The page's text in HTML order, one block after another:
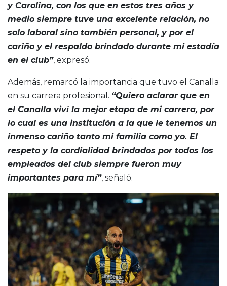
y Carolina, con los que en estos tres años y
medio siempre tuve una excelente relación, no
solo laboral sino también personal, y por el
cariño y el respaldo brindado durante mi estadía
en el club”, expresó.
Además, remarcó la importancia que tuvo el Canalla
en su carrera profesional. “Quiero aclarar que en
el Canalla viví la mejor etapa de mi carrera, por
lo cual es una institución a la que le tenemos un
inmenso cariño tanto mi familia como yo. El
respeto y la cordialidad brindados por todos los
empleados del club siempre fueron muy
importantes para mí”, señaló.